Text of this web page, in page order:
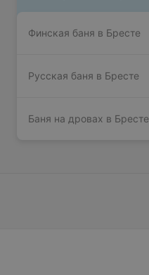
Финская баня в Бресте
Русская баня в Бресте
Баня на дровах в Бресте